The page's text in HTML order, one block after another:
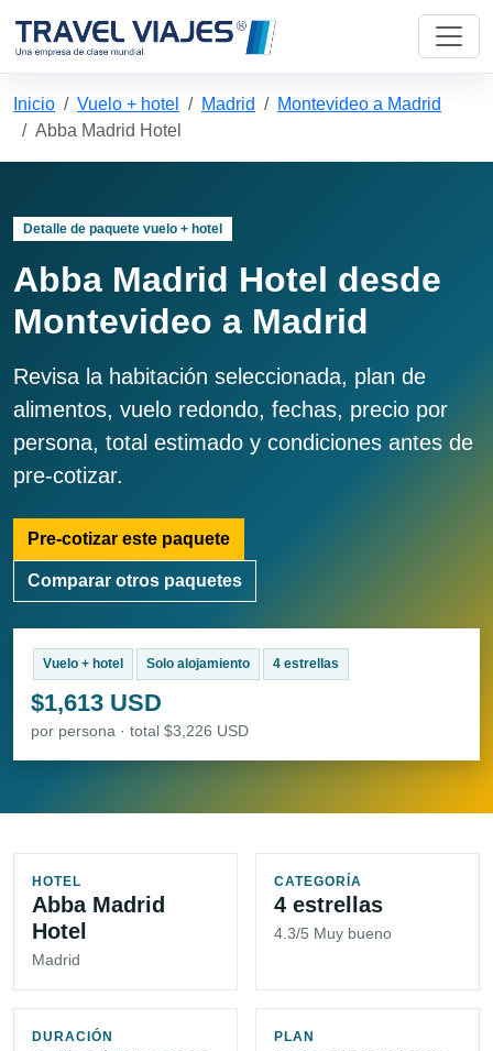
Inicio Vuelo + hotel Madrid
Montevideo a Madrid
Abba Madrid Hotel
Detalle de paquete vuelo + hotel
Abba Madrid Hotel desde
Montevideo a Madrid
Revisa la habitación seleccionada, plan de
alimentos, vuelo redondo, fechas, precio por
persona, total estimado y condiciones antes de
pre-cotizar.
Pre-cotizar este paquete
Comparar otros paquetes
Vuelo + hotel Solo alojamiento 4 estrellas
$1,613 USD
por persona · total $3,226 USD
HOTEL
Abba Madrid
Hotel
Madrid
CATEGORÍA
4 estrellas
4.3/5 Muy bueno
DURACIÓN PLAN